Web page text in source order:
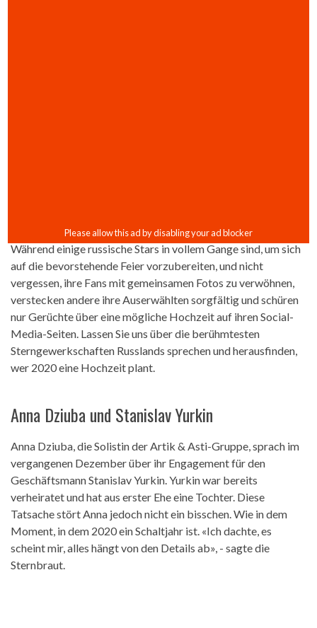
Während einige russische Stars in vollem Gange sind, um sich
auf die bevorstehende Feier vorzubereiten, und nicht
vergessen, ihre Fans mit gemeinsamen Fotos zu verwöhnen,
verstecken andere ihre Auserwählten sorgfältig und schüren
nur Gerüchte über eine mögliche Hochzeit auf ihren Social-
Media-Seiten. Lassen Sie uns über die berühmtesten
Sterngewerkschaften Russlands sprechen und herausfinden,
wer 2020 eine Hochzeit plant.
Anna Dziuba und Stanislav Yurkin
Anna Dziuba, die Solistin der Artik & Asti-Gruppe, sprach im
vergangenen Dezember über ihr Engagement für den
Geschäftsmann Stanislav Yurkin. Yurkin war bereits
verheiratet und hat aus erster Ehe eine Tochter. Diese
Tatsache stört Anna jedoch nicht ein bisschen. Wie in dem
Moment, in dem 2020 ein Schaltjahr ist. «Ich dachte, es
scheint mir, alles hängt von den Details ab», - sagte die
Sternbraut.